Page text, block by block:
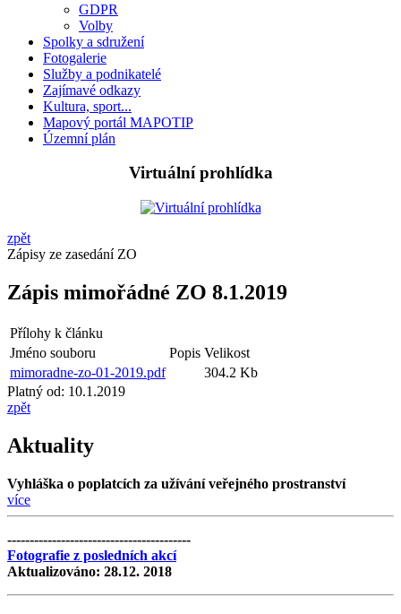
GDPR
Volby
Spolky a sdružení
Fotogalerie
Služby a podnikatelé
Zajímavé odkazy
Kultura, sport...
Mapový portál MAPOTIP
Územní plán
Virtuální prohlídka
zpět
Zápisy ze zasedání ZO
Zápis mimořádné ZO 8.1.2019
Přílohy k článku
Jméno souboru
Popis Velikost
mimoradne-zo-01-2019.pdf
304.2 Kb
Platný od: 10.1.2019
zpět
Aktuality
Vyhláška o poplatcích za užívání veřejného prostranství
více
-----------------------------------------
Fotografie z posledních akcí
Aktualizováno: 28.12. 2018